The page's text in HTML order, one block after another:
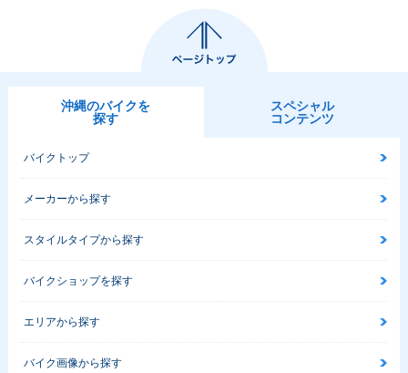
沖縄のバイクを
探す
スペシャル
コンテンツ
バイクトップ
メーカーから探す
スタイルタイプから探す
バイクショップを探す
エリアから探す
バイク画像から探す